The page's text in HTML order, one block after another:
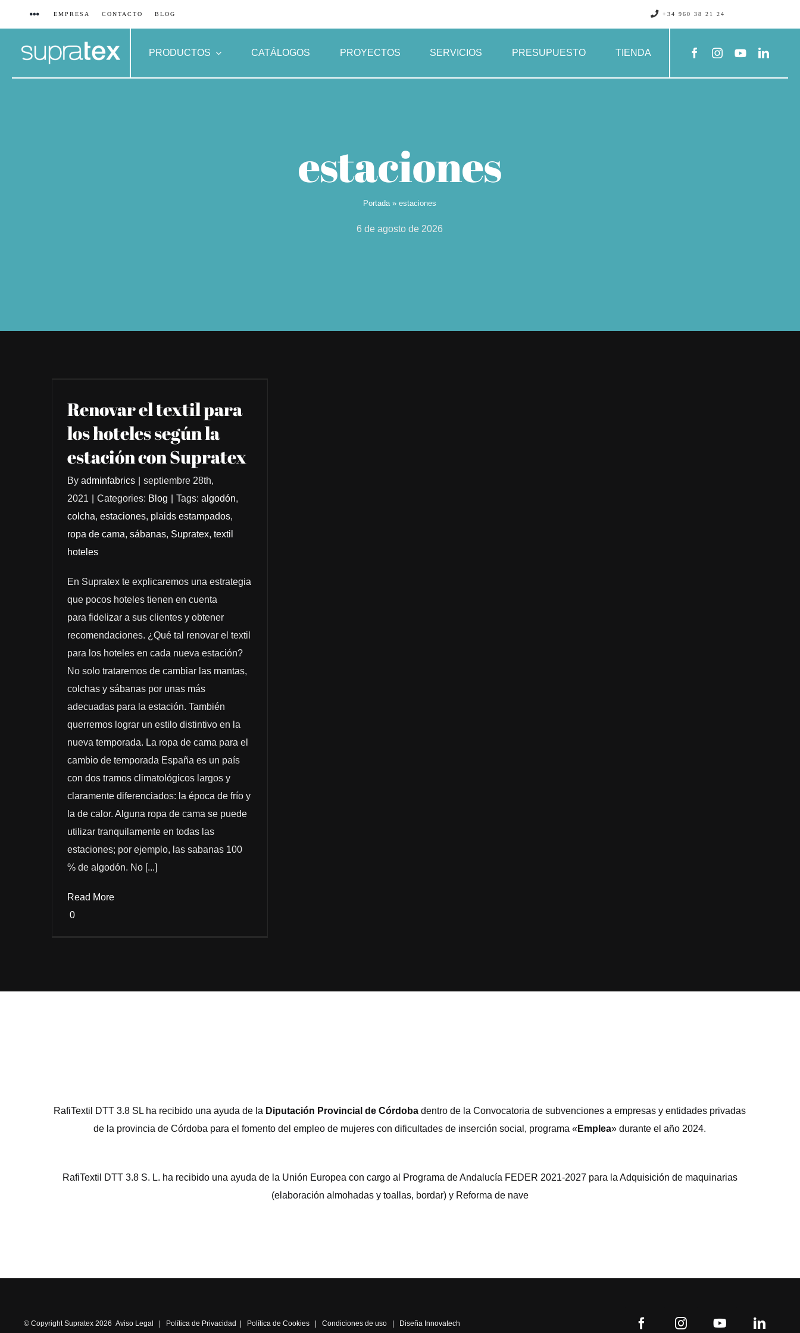
contenido
EMPRESA CONTACTO BLOG +34 960 38 21 24
PRODUCTOS CATÁLOGOS PROYECTOS SERVICIOS PRESUPUESTO TIENDA
estaciones
Portada »estaciones
6 de agosto de 2026
Renovar el textil para
los hoteles según la
estación con Supratex
By adminfabrics
septiembre 28th,
2021
Categories: Blog Tags: algodón,
colcha, estaciones, plaids estampados,
ropa de cama, sábanas, Supratex, textil
hoteles
En Supratex te explicaremos una estrategia
que pocos hoteles tienen en cuenta
para fidelizar a sus clientes y obtener
recomendaciones. ¿Qué tal renovar el textil
para los hoteles en cada nueva estación?
No solo trataremos de cambiar las mantas,
colchas y sábanas por unas más
adecuadas para la estación. También
querremos lograr un estilo distintivo en la
nueva temporada. La ropa de cama para el
cambio de temporada España es un país
con dos tramos climatológicos largos y
claramente diferenciados: la época de frío y
la de calor. Alguna ropa de cama se puede
utilizar tranquilamente en todas las
estaciones; por ejemplo, las sabanas 100
% de algodón. No [...]
Read More
0
RafiTextil DTT 3.8 SL ha recibido una ayuda de la Diputación Provincial de Córdoba dentro de la Convocatoria de subvenciones a empresas y entidades privadas
de la provincia de Córdoba para el fomento del empleo de mujeres con dificultades de inserción social, programa «Emplea» durante el año 2024.
RafiTextil DTT 3.8 S. L. ha recibido una ayuda de la Unión Europea con cargo al Programa de Andalucía FEDER 2021-2027 para la Adquisición de maquinarias
(elaboración almohadas y toallas, bordar) y Reforma de nave
© Copyright Supratex 2026Aviso Legal | Política de Privacidad | Política de Cookies |Condiciones de uso | Diseña Innovatech